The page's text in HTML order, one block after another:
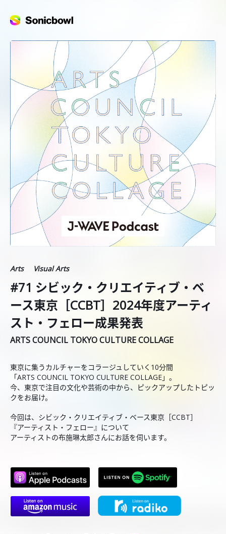
Arts Visual Arts
#71 シビック・クリエイティブ・ベ
ース東京［CCBT］2024年度アーティ
スト・フェロー成果発表
ARTS COUNCIL TOKYO CULTURE COLLAGE
東京に集うカルチャーをコラージュしていく10分間
「ARTS COUNCIL TOKYO CULTURE COLLAGE」。
今、東京で注目の文化や芸術の中から、ピックアップしたトピッ
クをお届け。
今回は、シビック・クリエイティブ・ベース東京［CCBT］
『アーティスト・フェロー』について
アーティストの布施琳太郎さんにお話を伺います。